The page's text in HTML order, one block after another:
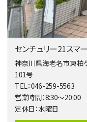
南側道路に面しており日当
第5位
開放感があり日当たり良好
第6位
センチュリー21スマ
神奈川県海老名市東柏
101号
TEL：046-259-5563
営業時間：8:30～20:00
定休日：水曜日